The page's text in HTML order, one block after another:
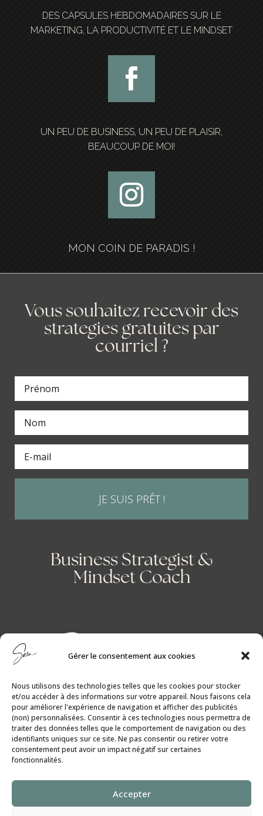
Gérer le consentement aux cookies
Nous utilisons des technologies telles que les cookies pour stocker
et/ou accéder à des informations sur votre appareil. Nous faisons cela
pour améliorer l'expérience de navigation et afficher des publicités
(non) personnalisées. Consentir à ces technologies nous permettra de
traiter des données telles que le comportement de navigation ou des
identifiants uniques sur ce site. Ne pas consentir ou retirer votre
consentement peut avoir un impact négatif sur certaines
fonctionnalités.
Accepter
DES CAPSULES HEBDOMADAIRES SUR LE
MARKETING, LA PRODUCTIVITÉ ET LE MINDSET
UN PEU DE BUSINESS, UN PEU DE PLAISIR,
BEAUCOUP DE MOI!
MON COIN DE PARADIS !
Vous souhaitez recevoir des
strategies gratuites par
courriel ?
JE SUIS PRÊT !
Business Strategist &
Mindset Coach
Politique de Cookies│Politique de
Confidentialité